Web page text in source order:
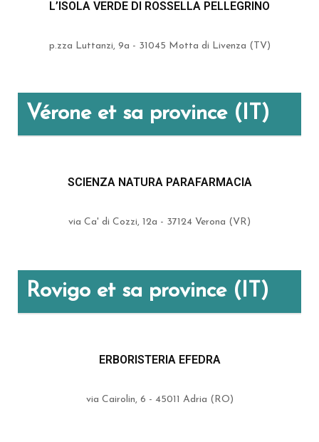
L’ISOLA VERDE DI ROSSELLA PELLEGRINO
p.zza Luttanzi, 9a - 31045 Motta di Livenza (TV)
Vérone et sa province (IT)
SCIENZA NATURA PARAFARMACIA
via Ca' di Cozzi, 12a - 37124 Verona (VR)
Rovigo et sa province (IT)
ERBORISTERIA EFEDRA
via Cairolin, 6 - 45011 Adria (RO)